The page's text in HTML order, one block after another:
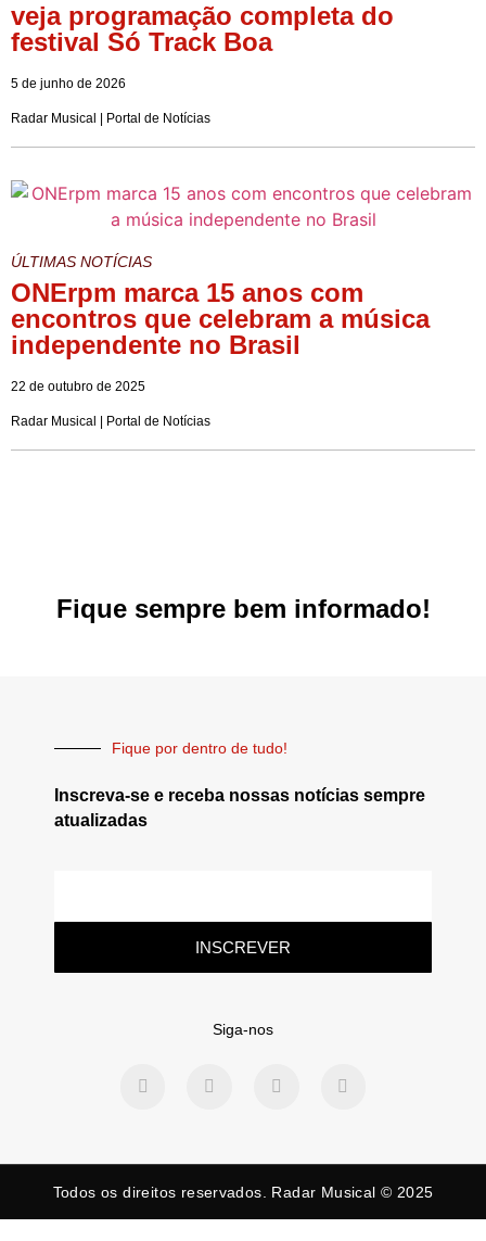
veja programação completa do
festival Só Track Boa
5 de junho de 2026
Radar Musical | Portal de Notícias
ÚLTIMAS NOTÍCIAS
ONErpm marca 15 anos com
encontros que celebram a música
independente no Brasil
22 de outubro de 2025
Radar Musical | Portal de Notícias
Fique sempre bem informado!
Fique por dentro de tudo!
Inscreva-se e receba nossas notícias sempre
atualizadas
INSCREVER
Siga-nos
Todos os direitos reservados. Radar Musical © 2025